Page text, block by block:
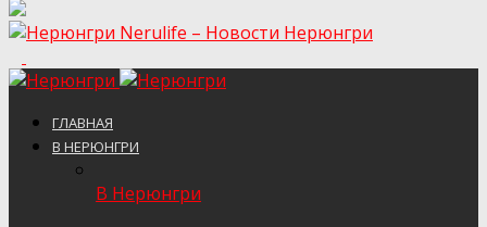
Nerulife – Новости Нерюнгри
ГЛАВНАЯ
В НЕРЮНГРИ
В Нерюнгри